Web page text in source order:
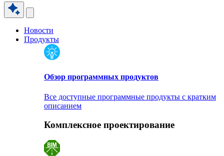
Новости
Продукты
Обзор программных продуктов
Все доступные программные продукты с кратким
описанием
Комплексное проектирование